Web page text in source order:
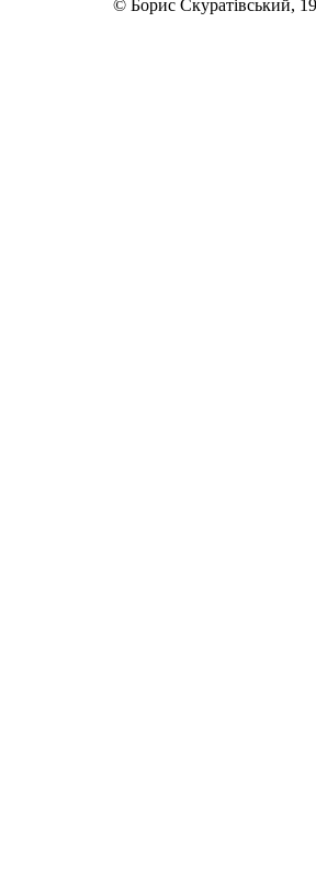
© Борис Скуратівський,